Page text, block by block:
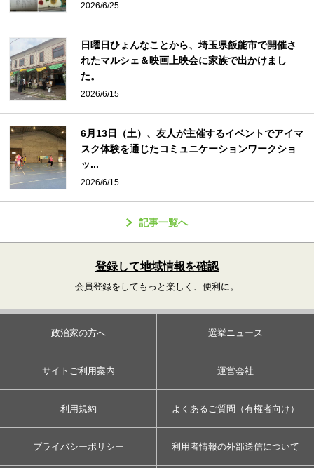
2026/6/25
日曜日ひょんなことから、埼玉県飯能市で開催さ
れたマルシェ＆映画上映会に家族で出かけまし
た。
2026/6/15
6月13日（土）、友人が主催するイベントでアイマ
スク体験を通じたコミュニケーションワークショ
ッ...
2026/6/15
記事一覧へ
登録して地域情報を確認
会員登録をしてもっと楽しく、便利に。
政治家の方へ 選挙ニュース
サイトご利用案内 運営会社
利用規約 よくあるご質問（有権者向け）
プライバシーポリシー 利用者情報の外部送信について